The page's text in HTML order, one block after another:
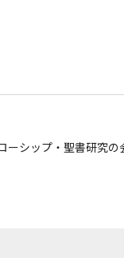
ーシップ・聖書研究の